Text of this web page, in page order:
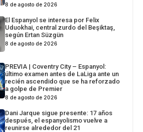
8 de agosto de 2026
El Espanyol se interesa por Felix
Uduokhai, central zurdo del Beşiktaş,
según Ertan Süzgün
8 de agosto de 2026
PREVIA | Coventry City – Espanyol:
último examen antes de LaLiga ante un
recién ascendido que se ha reforzado
a golpe de Premier
8 de agosto de 2026
Dani Jarque sigue presente: 17 años
después, el espanyolismo vuelve a
reunirse alrededor del 21